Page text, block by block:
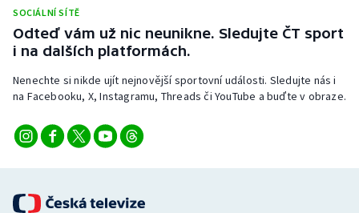
Short track
Sportovní střelba
Stolní tenis
Vodní slalom
SOCIÁLNÍ SÍTĚ
Odteď vám už nic neunikne. Sledujte ČT sport
i na dalších platformách.
Nenechte si nikde ujít nejnovější sportovní události. Sledujte nás i
na Facebooku, X, Instagramu, Threads či YouTube a buďte v obraze.